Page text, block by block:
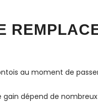
au moment de
dépend de